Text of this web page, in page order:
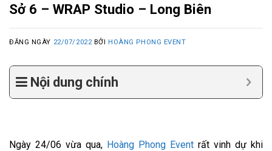
Sở 6 – WRAP Studio – Long Biên
ĐĂNG NGÀY 22/07/2022BỞI HOÀNG PHONG EVENT
Nội dung chính
Ngày 24/06 vừa qua, Hoàng Phong Event rất vinh dự khi